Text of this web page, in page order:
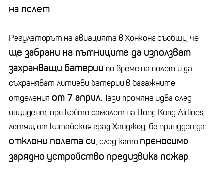
на полет.
Регулаторът на авиацията в Хонконг съобщи, че
ще забрани на пътниците да използват
захранващи батерии по време на полет и да
съхраняват литиеви батерии в багажните
отделения от 7 април. Тази промяна идва след
инцидент, при който самолет на Hong Kong Airlines,
летящ от китайския град Ханджоу, бе принуден да
отклони полета си, след като преносимо
зарядно устройство предизвика пожар.